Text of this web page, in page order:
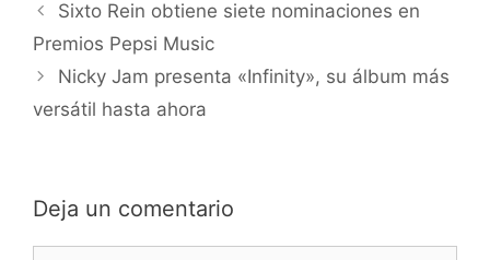
Sixto Rein obtiene siete nominaciones en
Premios Pepsi Music
Nicky Jam presenta «Infinity», su álbum más
versátil hasta ahora
Deja un comentario